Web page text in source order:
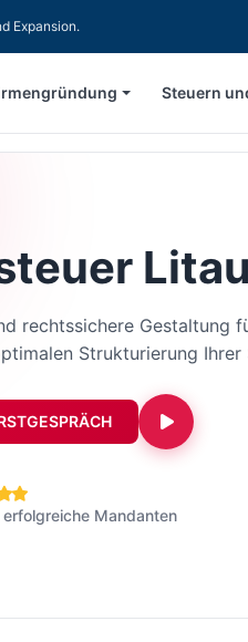
Expansion.
Steuern
rechtssichere Gestaltung
Strukturierung Ihrer
Mandanten